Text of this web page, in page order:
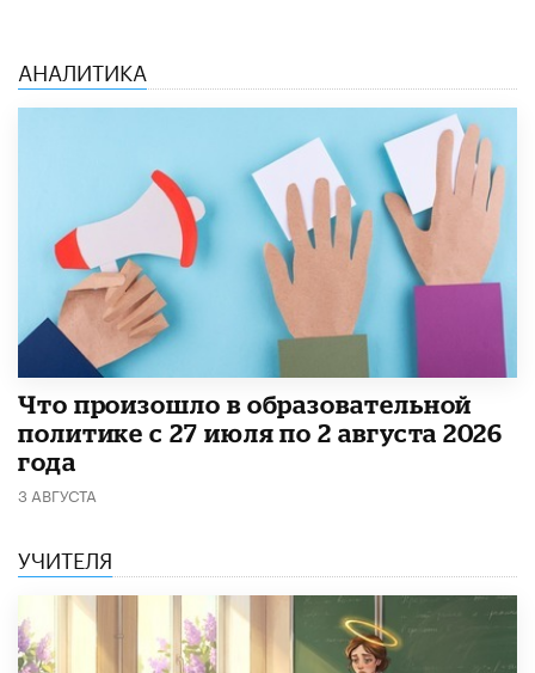
АНАЛИТИКА
​Что произошло в образовательной
политике с 27 июля по 2 августа 2026
года
3 АВГУСТА
УЧИТЕЛЯ